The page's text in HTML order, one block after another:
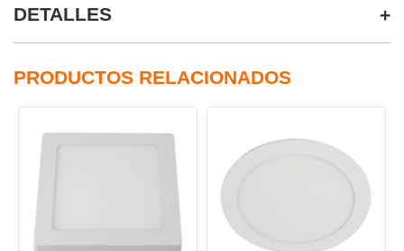
DETALLES
PRODUCTOS RELACIONADOS